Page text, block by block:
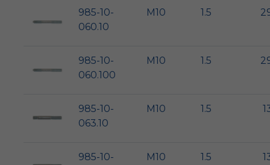
985-10-
060.10
M10 1.5
985-10-
060.100
M10 1.5
985-10-
063.10
M10 1.5
985-10-
M10 1.5